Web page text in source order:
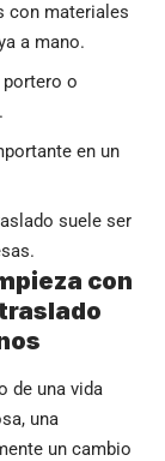
con materiales
a mano.
o
en un
suele ser
con
de una vida
una
un cambio